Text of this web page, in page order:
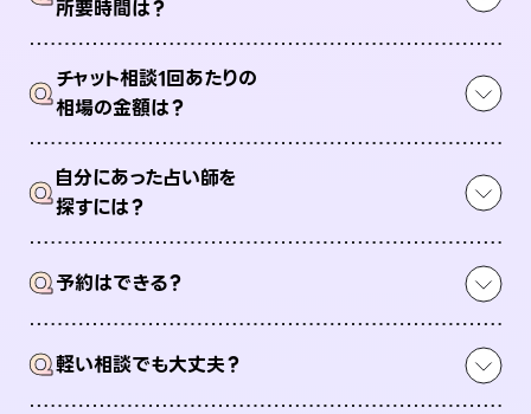
所要時間は？
Qチャット相談1回あたりの
相場の金額は？
Q自分にあった占い師を
探すには？
Q予約はできる？
Q軽い相談でも大丈夫？